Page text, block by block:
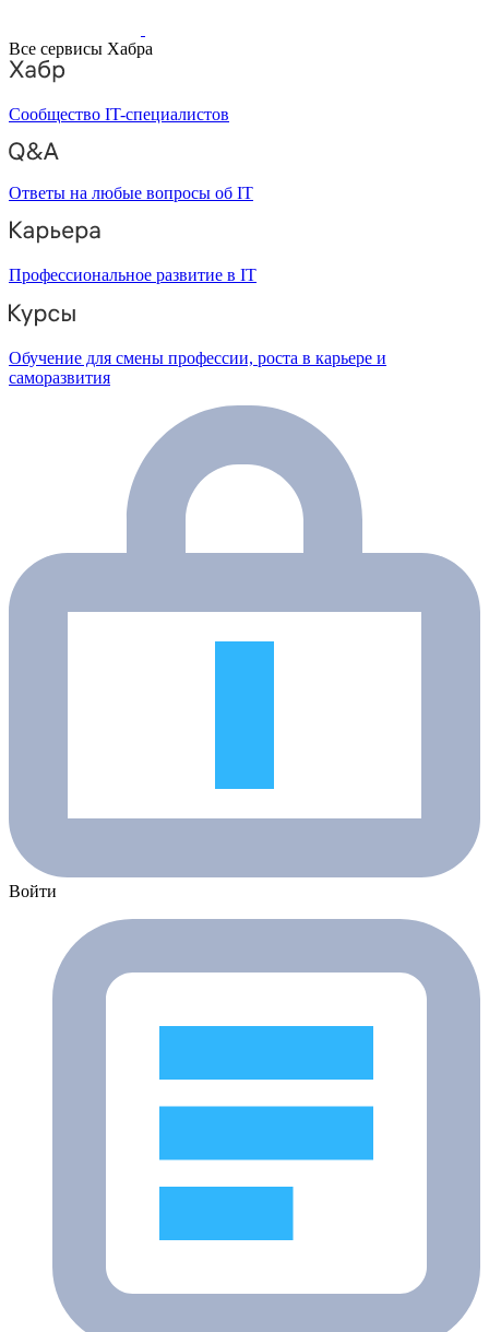
Все сервисы Хабра
Сообщество IT-специалистов
Ответы на любые вопросы об IT
Профессиональное развитие в IT
Обучение для смены профессии, роста в карьере и
саморазвития
Войти